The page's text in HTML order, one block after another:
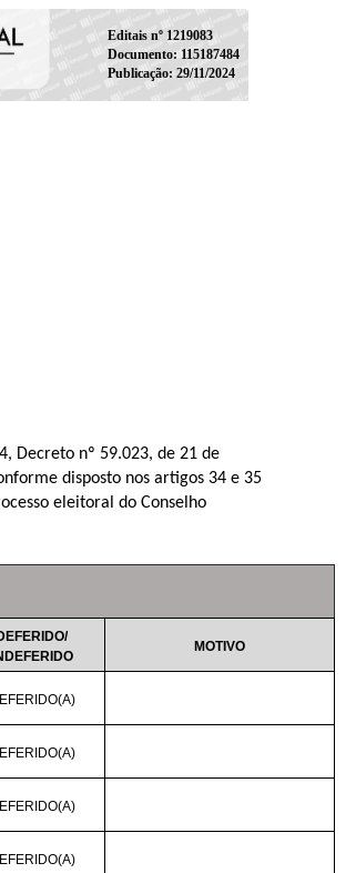
Editais nº 1219083
Documento: 115187484
Publicação: 29/11/2024
Decreto nº 59.023, de 21 de
disposto nos artigos 34 e 35
eleitoral do Conselho
MOTIVO